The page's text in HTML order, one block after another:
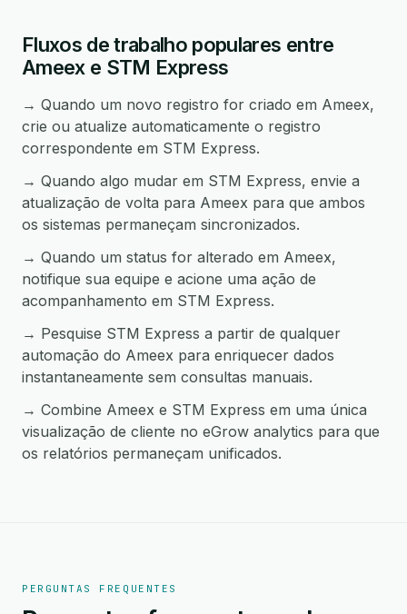
Fluxos de trabalho populares entre
Ameex e STM Express
→ Quando um novo registro for criado em Ameex,
crie ou atualize automaticamente o registro
correspondente em STM Express.
→ Quando algo mudar em STM Express, envie a
atualização de volta para Ameex para que ambos
os sistemas permaneçam sincronizados.
→ Quando um status for alterado em Ameex,
notifique sua equipe e acione uma ação de
acompanhamento em STM Express.
→ Pesquise STM Express a partir de qualquer
automação do Ameex para enriquecer dados
instantaneamente sem consultas manuais.
→ Combine Ameex e STM Express em uma única
visualização de cliente no eGrow analytics para que
os relatórios permaneçam unificados.
PERGUNTAS FREQUENTES